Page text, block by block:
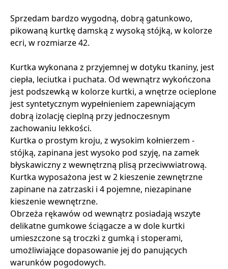
Sprzedam bardzo wygodną, dobrą gatunkowo,
pikowaną kurtkę damską z wysoką stójką, w kolorze
ecri, w rozmiarze 42.
Kurtka wykonana z przyjemnej w dotyku tkaniny, jest
ciepła, leciutka i puchata. Od wewnątrz wykończona
jest podszewką w kolorze kurtki, a wnętrze ocieplone
jest syntetycznym wypełnieniem zapewniającym
dobrą izolację cieplną przy jednoczesnym
zachowaniu lekkości.
Kurtka o prostym kroju, z wysokim kołnierzem -
stójką, zapinana jest wysoko pod szyję, na zamek
błyskawiczny z wewnętrzną plisą przeciwwiatrową.
Kurtka wyposażona jest w 2 kieszenie zewnętrzne
zapinane na zatrzaski i 4 pojemne, niezapinane
kieszenie wewnętrzne.
Obrzeża rękawów od wewnątrz posiadają wszyte
delikatne gumkowe ściągacze a w dole kurtki
umieszczone są troczki z gumką i stoperami,
umożliwiające dopasowanie jej do panujących
warunków pogodowych.